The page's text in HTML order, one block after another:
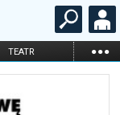
TEATR ...
KARNETY